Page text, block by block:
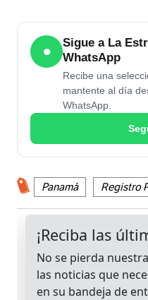
●
Sigue a La
WhatsApp
Recibe una
mantente al día
WhatsApp.
Panamá Registro